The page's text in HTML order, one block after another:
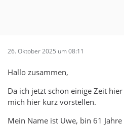
26. Oktober 2025 um 08:11
Hallo zusammen,
Da ich jetzt schon einige Zeit
mich hier kurz vorstellen.
Mein Name ist Uwe, bin 61